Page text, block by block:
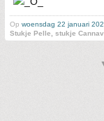
Op woensdag 22 januari
Stukje Pelle, stukje